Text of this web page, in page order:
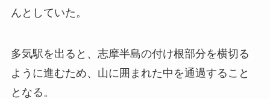
んとしていた。
多気駅を出ると、志摩半島の付け根部分を横切る
ように進むため、山に囲まれた中を通過すること
となる。